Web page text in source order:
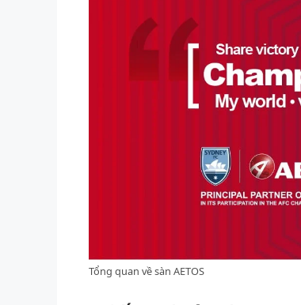
Tổng quan về sàn AETOS